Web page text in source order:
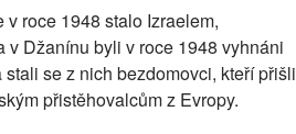
roce 1948 stalo Izraelem,
Džanínu byli v roce 1948 vyhnáni
se z nich bezdomovci, kteří přišli
přistěhovalcům z Evropy.